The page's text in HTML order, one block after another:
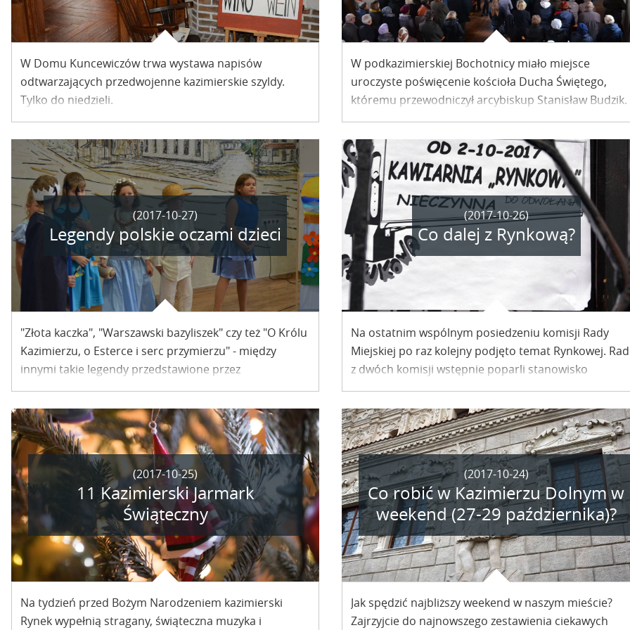
W Domu Kuncewiczów trwa wystawa napisów
odtwarzających przedwojenne kazimierskie szyldy.
Tylko do niedzieli.
W podkazimierskiej Bochotnicy miało miejsce
uroczyste poświęcenie kościoła Ducha Świętego,
któremu przewodniczył arcybiskup Stanisław Budzik.
(2017-10-27)
Legendy polskie oczami dzieci
"Złota kaczka", "Warszawski bazyliszek" czy też "O Królu
Kazimierzu, o Esterce i serc przymierzu" - między
innymi takie legendy przedstawione przez
najmłodszych mogliśmy zobaczyć w Kazimierzu
Dolnym. Za nami już kolejna edycja Przeglądu
Teatrzyków Szkolnych.
(2017-10-26)
Co dalej z Rynkową?
Na ostatnim wspólnym posiedzeniu komisji Rady
Miejskiej po raz kolejny podjęto temat Rynkowej.
z dwóch komisji wstępnie poparli stanowisko
burmistrza. Jakie stanowisko w tej sprawie
podejmie dzisiaj cała rada?
(2017-10-25)
11 Kazimierski Jarmark
Świąteczny
Na tydzień przed Bożym Narodzeniem kazimierski
Rynek wypełnią stragany, świąteczna muzyka i
(2017-10-24)
Co robić w Kazimierzu Dolnym w
weekend (27-29 października)?
Jak spędzić najbliższy weekend w naszym mieście?
Zajrzyjcie do najnowszego zestawienia ciekawych